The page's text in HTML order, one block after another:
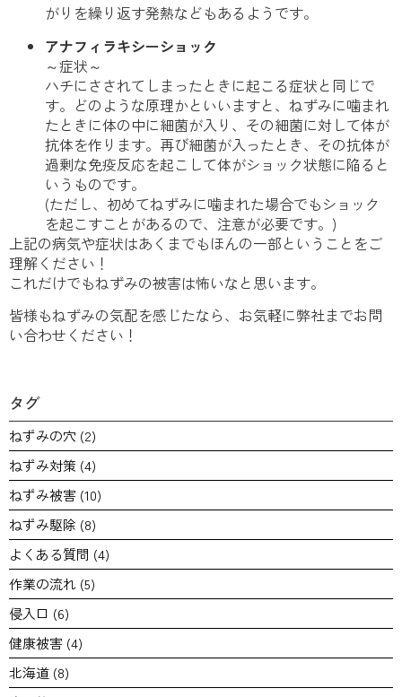
がりを繰り返す発熱などもあるようです。
アナフィラキシーショック
～症状～
ハチにさされてしまったときに起こる症状と同じで
す。どのような原理かといいますと、ねずみに噛まれ
たときに体の中に細菌が入り、その細菌に対して体が
抗体を作ります。再び細菌が入ったとき、その抗体が
過剰な免疫反応を起こして体がショック状態に陥ると
いうものです。
(ただし、初めてねずみに噛まれた場合でもショック
を起こすことがあるので、注意が必要です。)
上記の病気や症状はあくまでもほんの一部ということをご
理解ください！
これだけでもねずみの被害は怖いなと思います。
皆様もねずみの気配を感じたなら、お気軽に弊社までお問
い合わせください！
タグ
ねずみの穴 (2)
ねずみ対策 (4)
ねずみ被害 (10)
ねずみ駆除 (8)
よくある質問 (4)
作業の流れ (5)
侵入口 (6)
健康被害 (4)
北海道 (8)